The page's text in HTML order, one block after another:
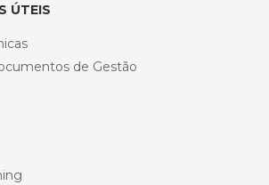
ÚTEIS
de Gestão